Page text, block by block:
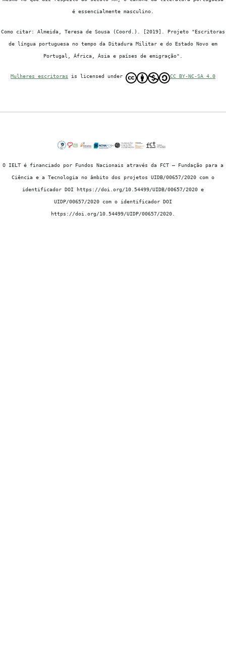
é essencialmente masculino.
Como citar: Almeida, Teresa de Sousa (Coord.). [2019]. Projeto "Escritoras
de língua portuguesa no tempo da Ditadura Militar e do Estado Novo em
Portugal, África, Ásia e países de emigração".
Mulheres escritoras is licensed under CC BY-NC-SA 4.0
O IELT é financiado por Fundos Nacionais através da FCT – Fundação para a
Ciência e a Tecnologia no âmbito dos projetos UIDB/00657/2020 com o
identificador DOI https://doi.org/10.54499/UIDB/00657/2020 e
UIDP/00657/2020 com o identificador DOI
https://doi.org/10.54499/UIDP/00657/2020.